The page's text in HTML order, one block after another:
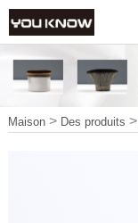
Maison > Des produits >